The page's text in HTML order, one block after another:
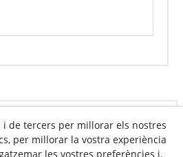
de tercers per millorar els nostres
per millorar la vostra experiència
les vostres preferències i,